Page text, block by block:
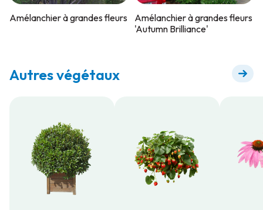
Amélanchier à grandes fleurs
Amélanchier à grandes fleurs
'Autumn Brilliance'
Autres végétaux